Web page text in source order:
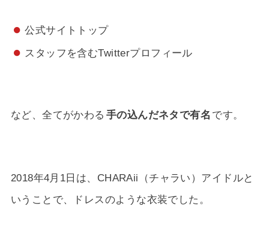
公式サイトトップ
スタッフを含むTwitterプロフィール
など、全てがかわる 手の込んだネタで有名 です。
2018年4月1日は、CHARAii（チャラい）アイドルと
いうことで、ドレスのような衣装でした。